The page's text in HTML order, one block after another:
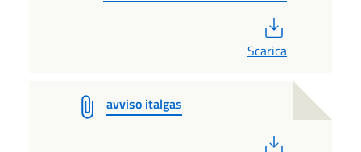
Scarica
avviso italgas